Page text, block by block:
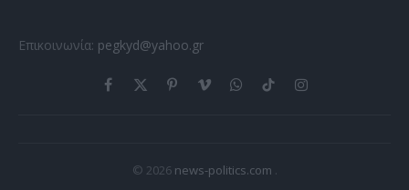
Επικοινωνία: pegkyd@yahoo.gr
Facebook
X
PinterestVimeoWhatsApp
TikTokInstagram
© 2026 news-politics.com .